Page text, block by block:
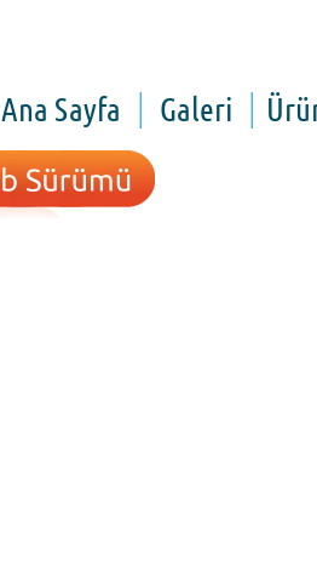
Ana Sayfa Galeri